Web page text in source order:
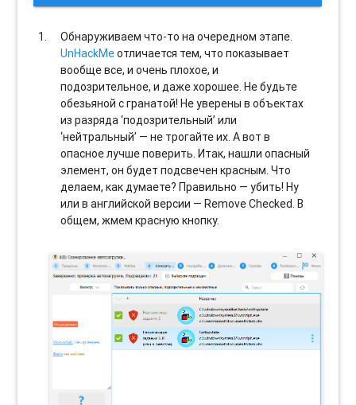
Обнаруживаем что-то на очередном этапе.
UnHackMeотличается тем, что показывает
вообще все, и очень плохое, и
подозрительное, и даже хорошее. Не будьте
обезьяной с гранатой! Не уверены в объектах
из разряда ‘подозрительный’ или
‘нейтральный’ — не трогайте их. А вот в
опасное лучше поверить. Итак, нашли опасный
элемент, он будет подсвечен красным. Что
делаем, как думаете? Правильно — убить! Ну
или в английской версии — Remove Checked. В
общем, жмем красную кнопку.